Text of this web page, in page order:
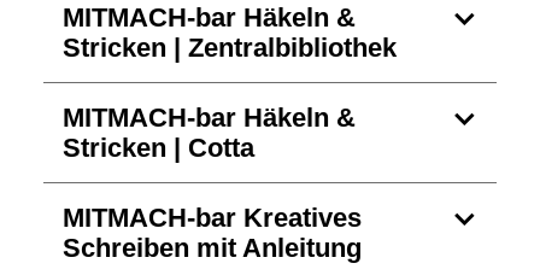
MITMACH-bar Häkeln &
Stricken | Zentralbibliothek
MITMACH-bar Häkeln &
Stricken | Cotta
MITMACH-bar Kreatives
Schreiben mit Anleitung